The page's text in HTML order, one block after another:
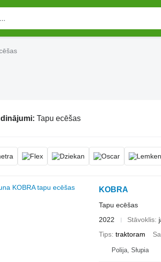
Tapu ecēšas
KOBRA
Tapu ecēšas
2022
Stāvoklis
Tips traktoram
Polija, Słupia